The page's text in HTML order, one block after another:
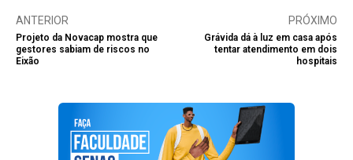
ANTERIOR
Projeto da Novacap mostra que
gestores sabiam de riscos no
Eixão
PRÓXIMO
Grávida dá à luz em casa após
tentar atendimento em dois
hospitais